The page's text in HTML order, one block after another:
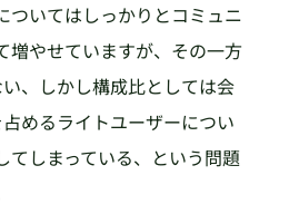
ついてはしっかりとコミュニ
増やせていますが、その一方
、しかし構成比としては会
めるライトユーザーについ
てしまっている、という問題